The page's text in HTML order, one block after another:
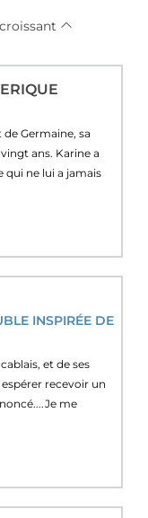
Germaine, sa
ans. Karine a
qui ne lui a jamais
INSPIRÉE DE
et de ses
recevoir un
me